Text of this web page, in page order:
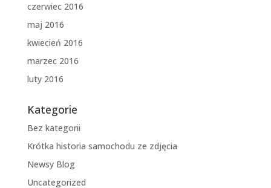
czerwiec 2016
maj 2016
kwiecień 2016
marzec 2016
luty 2016
Kategorie
Bez kategorii
Krótka historia samochodu ze zdjęcia
Newsy Blog
Uncategorized